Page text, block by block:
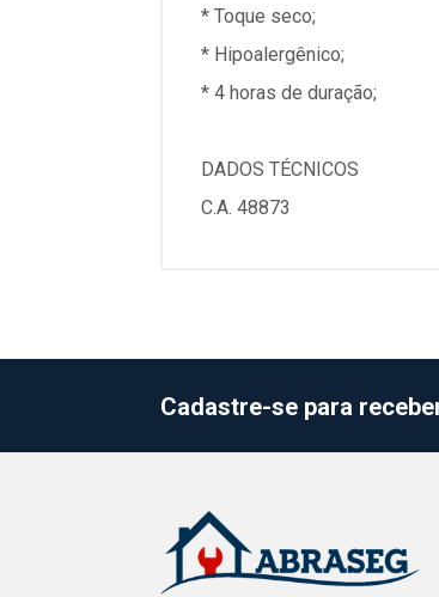
* Toque seco;
* Hipoalergênico;
* 4 horas de duração;
DADOS TÉCNICOS
C.A. 48873
Cadastre-se para